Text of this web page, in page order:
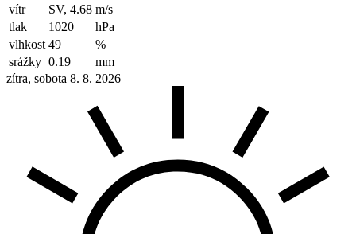
vítr
SV, 4.68 m/s
tlak
1020
hPa
vlhkost 49
%
srážky 0.19
mm
zítra, sobota 8. 8. 2026